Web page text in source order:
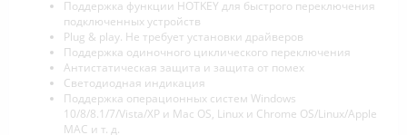
Поддержка функции HOTKEY для быстрого переключения
подключенных устройств
Plug & play. Не требует установки драйверов
Поддержка одиночного циклического переключения
Антистатическая защита и защита от помех
Светодиодная индикация
Поддержка операционных систем Windows
10/8/8.1/7/Vista/XP и Mac OS, Linux и Chrome OS/Linux/Apple
MAC и т. д.